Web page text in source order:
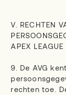
V. RECHTEN
APEX LEAGUE
9. De AVG
rechten toe.